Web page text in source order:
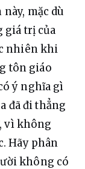
mặc dù
giá trị của
nhiên khi
tôn giáo
ý nghĩa gì
đã đi thẳng
vì không
Hãy phân
không có